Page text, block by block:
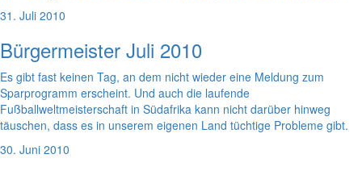
31. Juli 2010
Bürgermeister Juli 2010
Es gibt fast keinen Tag, an dem nicht wieder eine Meldung zum
Sparprogramm erscheint. Und auch die laufende
Fußballweltmeisterschaft in Südafrika kann nicht darüber hinweg
täuschen, dass es in unserem eigenen Land tüchtige Probleme gibt.
30. Juni 2010